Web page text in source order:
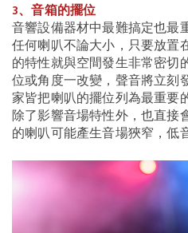
3、音箱的擺位
音響設備器材中最難搞定也最
任何喇叭不論大小，只要放置
的特性就與空間發生非常密切
位或角度一改變，聲音將立刻
家皆把喇叭的擺位列為最重要
除了影響音場特性外，也直接
的喇叭可能產生音場狹窄，低